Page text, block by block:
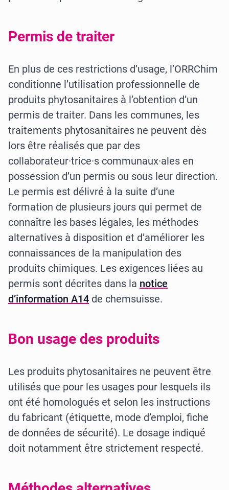
Permis de traiter
En plus de ces restrictions d’usage, l’ORRChim
conditionne l’utilisation professionnelle de
produits phytosanitaires à l’obtention d’un
permis de traiter. Dans les communes, les
traitements phytosanitaires ne peuvent dès
lors être réalisés que par des
collaborateur·trice·s communaux·ales en
possession d’un permis ou sous leur direction.
Le permis est délivré à la suite d’une
formation de plusieurs jours qui permet de
connaître les bases légales, les méthodes
alternatives à disposition et d’améliorer les
connaissances de la manipulation des
produits chimiques. Les exigences liées au
permis sont décrites dans la notice
d’information A14 de chemsuisse.
Bon usage des produits
Les produits phytosanitaires ne peuvent être
utilisés que pour les usages pour lesquels ils
ont été homologués et selon les instructions
du fabricant (étiquette, mode d’emploi, fiche
de données de sécurité). Le dosage indiqué
doit notamment être strictement respecté.